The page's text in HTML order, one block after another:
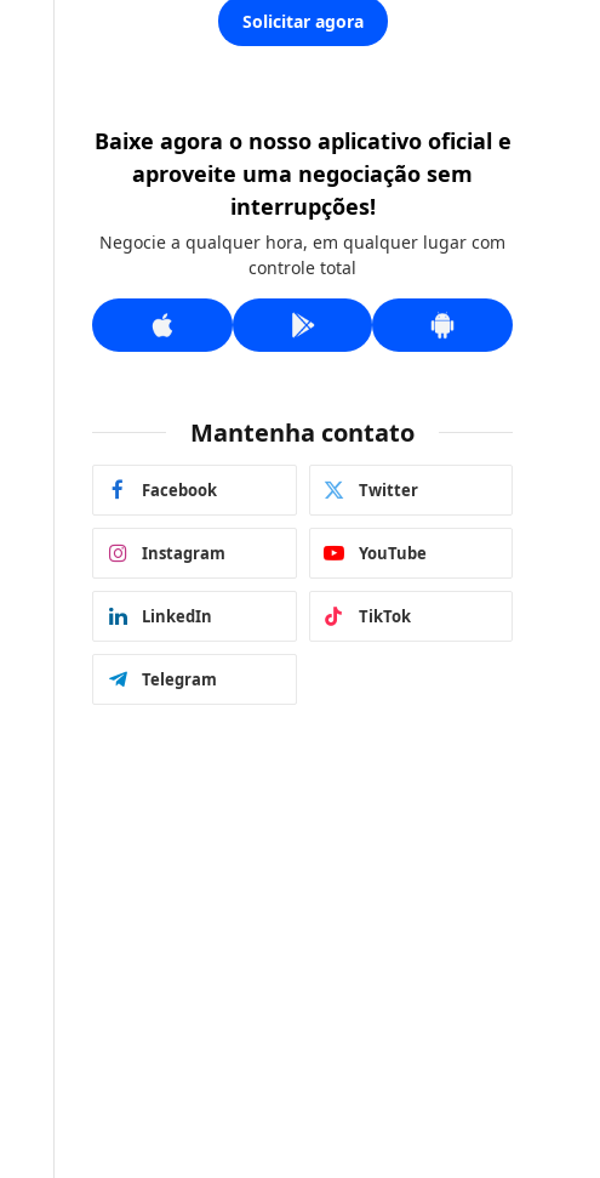
Solicitar agora
Baixe agora o nosso aplicativo oficial e
aproveite uma negociação sem
interrupções!
Negocie a qualquer hora, em qualquer lugar com
controle total
Mantenha contato
Facebook Twitter
Instagram YouTube
LinkedIn TikTok
Telegram